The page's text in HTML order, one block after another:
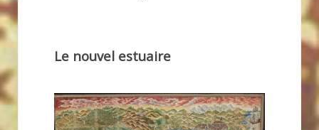
Le nouvel estuaire